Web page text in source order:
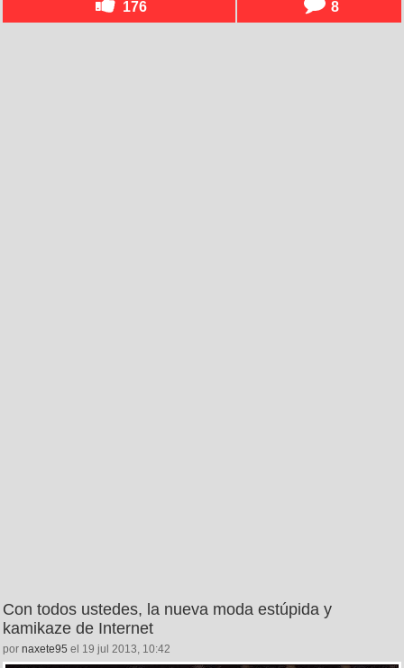
176 8
Con todos ustedes, la nueva moda estúpida y
kamikaze de Internet
por naxete95 el 19 jul 2013, 10:42